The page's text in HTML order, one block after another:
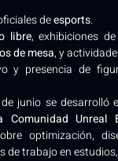
deesports.
libre, exhibiciones
de mesa, y
y presencia de
junio se desarrolló
Comunidad Unreal
optimización,
de trabajo en